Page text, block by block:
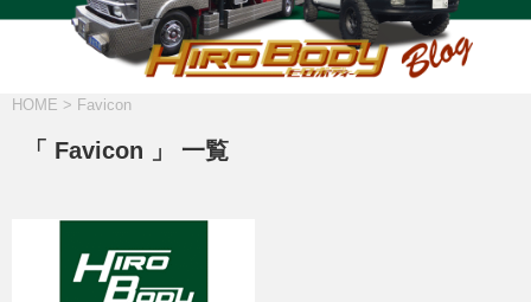
HOME > Favicon
「 Favicon 」 一覧